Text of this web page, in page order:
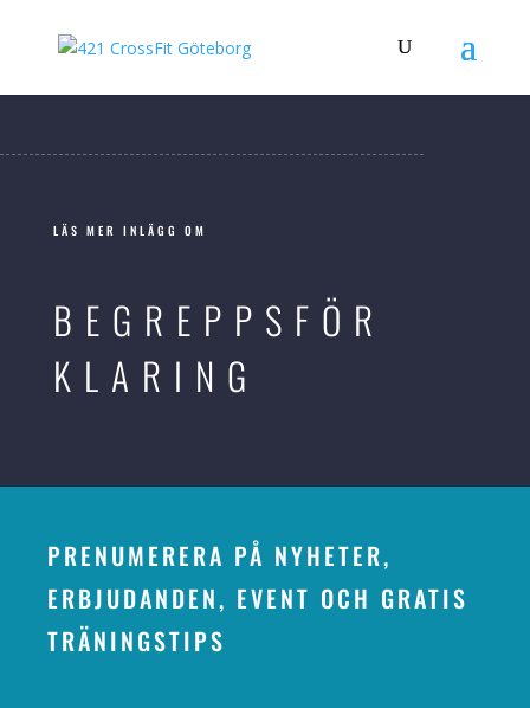
LÄS MER INLÄGG OM
BEGREPPSFÖR
KLARING
PRENUMERERA PÅ NYHETER,
ERBJUDANDEN, EVENT OCH GRATIS
TRÄNINGSTIPS